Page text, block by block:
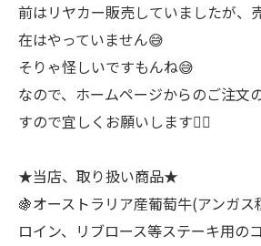
前はリヤカー販売していましたが、
在はやっていません😅
そりゃ怪しいですもんね😅
なので、ホームページからのご注文
すので宜しくお願いします🙇‍♂
★当店、取り扱い商品★
🍇オーストラリア産葡萄牛(アンガ
ロイン、リブロース等ステーキ用の